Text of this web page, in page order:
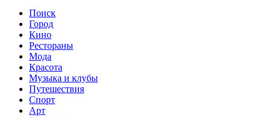
Поиск
Город
Кино
Рестораны
Мода
Красота
Музыка и клубы
Путешествия
Спорт
Арт